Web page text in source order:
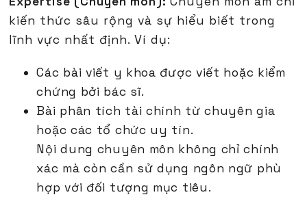
kiến thức sâu rộng và sự hiểu biết trong
lĩnh vực nhất định. Ví dụ:
Các bài viết y khoa được viết hoặc kiểm
chứng bởi bác sĩ.
Bài phân tích tài chính từ chuyên gia
hoặc các tổ chức uy tín.
Nội dung chuyên môn không chỉ chính
xác mà còn cần sử dụng ngôn ngữ phù
hợp với đối tượng mục tiêu.